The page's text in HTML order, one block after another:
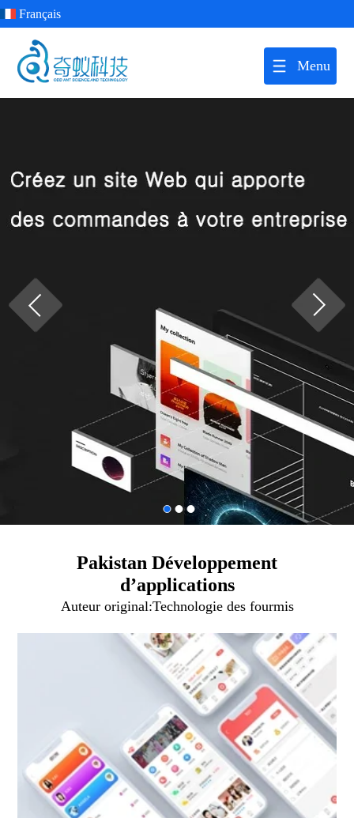
Français
Menu
Pakistan Développement
d’applications
Auteur original:Technologie des fourmis